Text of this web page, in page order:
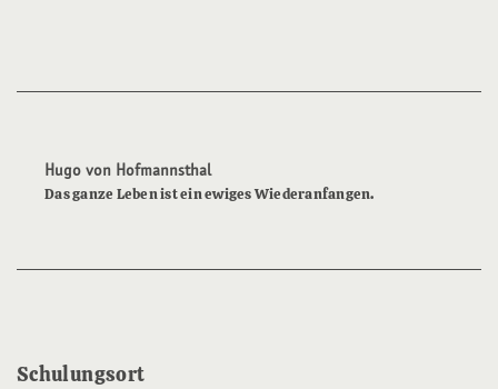
Hugo von Hofmannsthal
Das ganze Leben ist ein ewiges Wiederanfangen.
Schulungsort